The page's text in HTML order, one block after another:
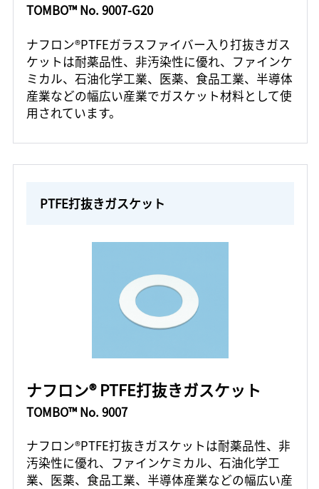
TOMBO™ No. 9007-G20
ナフロン®PTFEガラスファイバー入り打抜きガス
ケットは耐薬品性、非汚染性に優れ、ファインケ
ミカル、石油化学工業、医薬、食品工業、半導体
産業などの幅広い産業でガスケット材料として使
用されています。
PTFE打抜きガスケット
ナフロン® PTFE打抜きガスケット
TOMBO™ No. 9007
ナフロン®PTFE打抜きガスケットは耐薬品性、非
汚染性に優れ、ファインケミカル、石油化学工
業、医薬、食品工業、半導体産業などの幅広い産